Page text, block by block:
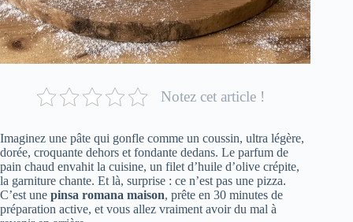
Notez cet article !
Imaginez une pâte qui gonfle comme un coussin, ultra légère,
dorée, croquante dehors et fondante dedans. Le parfum de
pain chaud envahit la cuisine, un filet d’huile d’olive crépite,
la garniture chante. Et là, surprise : ce n’est pas une pizza.
C’est une pinsa romana maison, prête en 30 minutes de
préparation active, et vous allez vraiment avoir du mal à